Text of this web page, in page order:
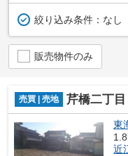
絞り込み条件： なし
販売物件のみ
売買 | 売地 芹橋二丁目
東
近